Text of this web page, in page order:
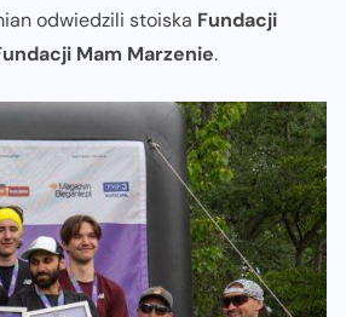
odwiedzili stoiska Fundacji
Mam Marzenie.